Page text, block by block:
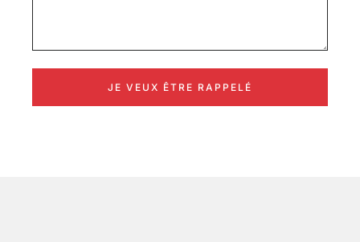
JE VEUX ÊTRE RAPPELÉ